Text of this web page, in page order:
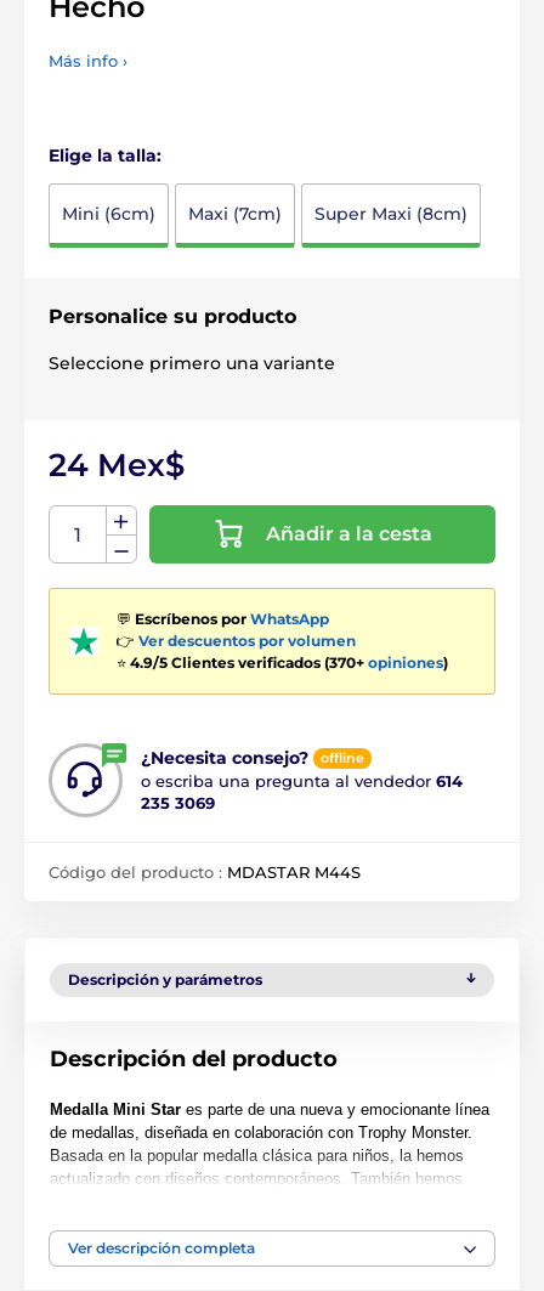
Más info ›
Elige la talla:
Mini (6cm) Maxi (7cm) Super Maxi (8cm)
Personalice su producto
Seleccione primero una variante
24 Mex$
Añadir a la cesta
💬 Escríbenos por WhatsApp
👉 Ver descuentos por volumen
⭐ 4.9/5 Clientes verificados (370+ opiniones)
¿Necesita consejo? offline
o escriba una pregunta al vendedor 614
235 3069
Código del producto : MDASTAR M44S
Descripción y parámetros
Descripción del producto
Medalla Mini Star es parte de una nueva y emocionante línea
de medallas, diseñada en colaboración con Trophy Monster.
Basada en la popular medalla clásica para niños, la hemos
actualizado con diseños contemporáneos. También hemos
Cortada en una forma especial, esta medalla presenta una
Ver descripción completa